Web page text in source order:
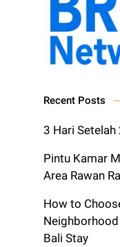
Recent Posts
3 Hari Setelah
Pintu Kamar
Area Rawan
How to
Bali Stay